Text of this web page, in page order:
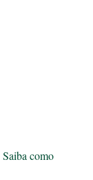
Saiba como